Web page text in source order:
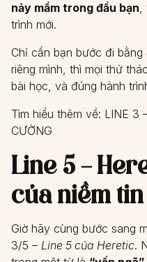
nảy mầm trong đầu bạn,
trình mới.
Chỉ cần bạn bước đi bằng
riêng mình, thì mọi thử
bài học, và đúng hành
Tìm hiểu thêm về: LINE 3
CƯỜNG
Line 5 –
của niềm tin
Giờ hãy cùng bước sang
3/5 – Line 5 của Heretic.